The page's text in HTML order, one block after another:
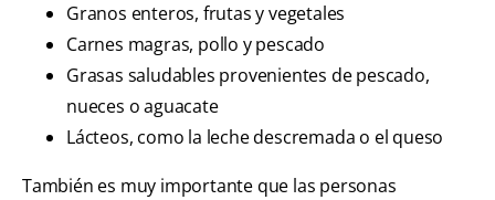
Granos enteros, frutas y vegetales
Carnes magras, pollo y pescado
Grasas saludables provenientes de pescado,
nueces o aguacate
Lácteos, como la leche descremada o el queso
También es muy importante que las personas